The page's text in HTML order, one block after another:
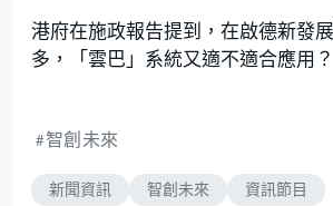
港府在施政報告提到，在啟德新發
多，「雲巴」系統又適不適合應用？
智創未來
新聞資訊 智創未來 資訊節目